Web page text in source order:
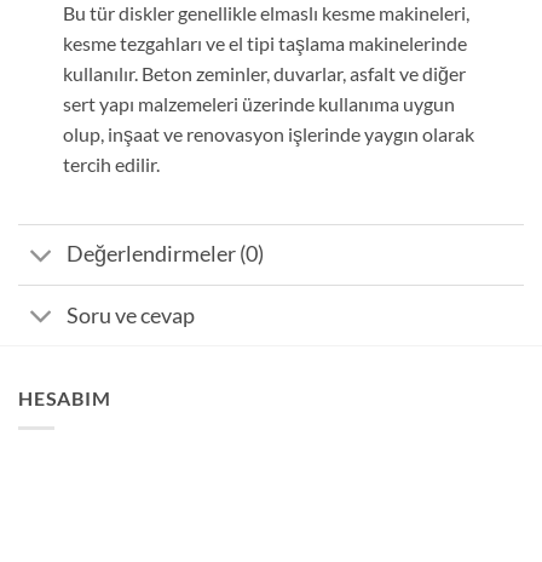
Bu tür diskler genellikle elmaslı kesme makineleri,
kesme tezgahları ve el tipi taşlama makinelerinde
kullanılır. Beton zeminler, duvarlar, asfalt ve diğer
sert yapı malzemeleri üzerinde kullanıma uygun
olup, inşaat ve renovasyon işlerinde yaygın olarak
tercih edilir.
Değerlendirmeler (0)
Soru ve cevap
HESABIM